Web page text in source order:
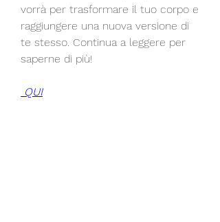
vorrà per trasformare il tuo corpo e
raggiungere una nuova versione di
te stesso. Continua a leggere per
saperne di più!
QUI